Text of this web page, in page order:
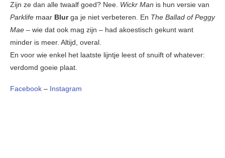
Zijn ze dan alle twaalf goed? Nee. Wickr Man is hun versie van
Parklife maar Blurga je niet verbeteren. En The Ballad of Peggy
Mae – wie dat ook mag zijn – had akoestisch gekunt want
minder is meer. Altijd, overal.
En voor wie enkel het laatste lijntje leest of snuift of whatever:
verdomd goeie plaat.
Facebook – Instagram